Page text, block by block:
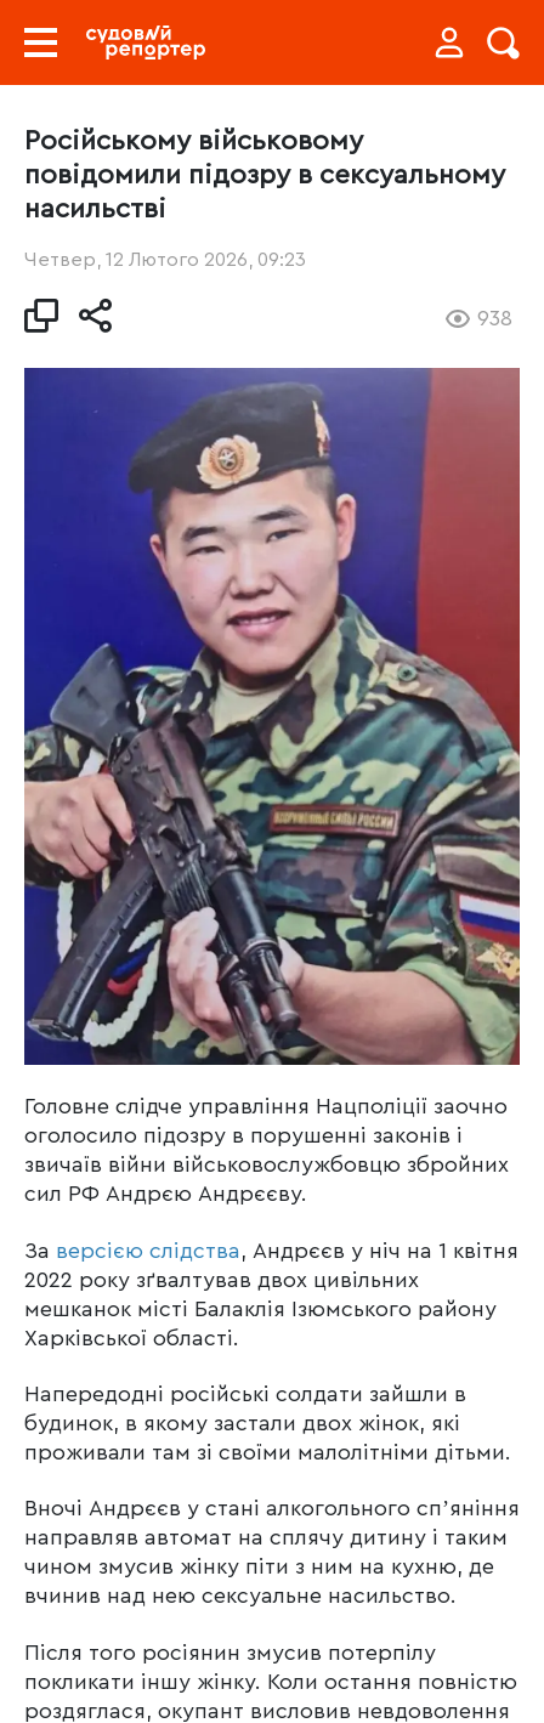
Російському військовому
повідомили підозру в сексуальному
насильстві
Четвер, 12 Лютого 2026, 09:23
938
Головне слідче управління Нацполіції заочно
оголосило підозру в порушенні законів і
звичаїв війни військовослужбовцю збройних
сил РФ Андрєю Андрєєву.
За версією слідства, Андрєєв у ніч на 1 квітня
2022 року зґвалтував двох цивільних
мешканок місті Балаклія Ізюмського району
Харківської області.
Напередодні російські солдати зайшли в
будинок, в якому застали двох жінок, які
проживали там зі своїми малолітніми дітьми.
Вночі Андрєєв у стані алкогольного спʼяніння
направляв автомат на сплячу дитину і таким
чином змусив жінку піти з ним на кухню, де
вчинив над нею сексуальне насильство.
Після того росіянин змусив потерпілу
покликати іншу жінку. Коли остання повністю
роздяглася, окупант висловив невдоволення